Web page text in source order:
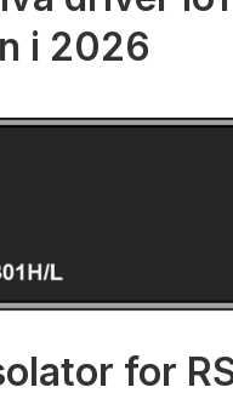
i 2026
for